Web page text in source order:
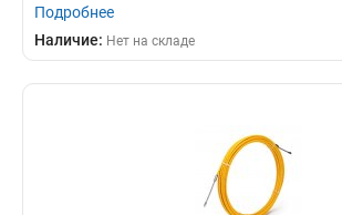
Подробнее
Наличие: Нет на складе